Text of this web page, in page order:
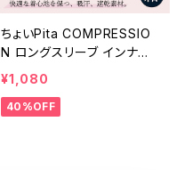
ちょいPita COMPRESSIO
N ロングスリーブ インナー
シャツ 丸首 紺 5299
¥1,080
40%OFF